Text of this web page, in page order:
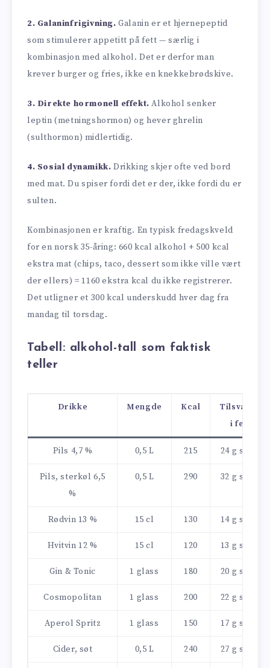
2. Galaninfrigivning. Galanin er et hjernepeptid
som stimulerer appetitt på fett — særlig i
kombinasjon med alkohol. Det er derfor man
krever burger og fries, ikke en knekkebrødskive.
3. Direkte hormonell effekt. Alkohol senker
leptin (metningshormon) og hever ghrelin
(sulthormon) midlertidig.
4. Sosial dynamikk. Drikking skjer ofte ved bord
med mat. Du spiser fordi det er der, ikke fordi du er
sulten.
Kombinasjonen er kraftig. En typisk fredagskveld
for en norsk 35-åring: 660 kcal alkohol + 500 kcal
ekstra mat (chips, taco, dessert som ikke ville vært
der ellers) = 1160 ekstra kcal du ikke registrerer.
Det utligner et 300 kcal underskudd hver dag fra
mandag til torsdag.
Tabell: alkohol-tall som faktisk
teller
Drikke Mengde Kcal
Tilsvarer
i fett
Pils 4,7 % 0,5 L 215 24 g smør
Pils, sterkøl 6,5
%
0,5 L 290 32 g smør
Rødvin 13 % 15 cl 130 14 g smør
Hvitvin 12 % 15 cl 120 13 g smør
Gin & Tonic 1 glass 180 20 g smør
Cosmopolitan 1 glass 200 22 g smør
Aperol Spritz 1 glass 150 17 g smør
Cider, søt 0,5 L 240 27 g smør